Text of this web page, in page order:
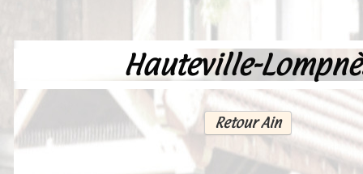
France
Europe
Hauteville-
Retour Ain